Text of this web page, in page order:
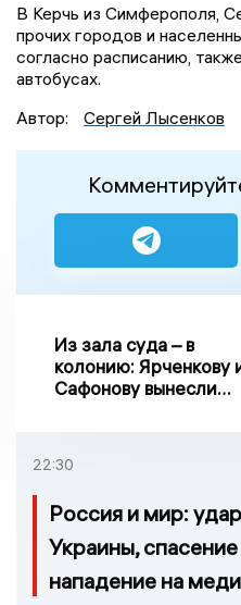
В Керчь из Симферополя,
прочих городов и
согласно расписанию,
автобусах.
Автор:
Сергей Лысенков
Из зала суда – в
колонию: Ярченкову
Сафонову вынесли
22:30
Россия и мир:
Украины,
нападение на